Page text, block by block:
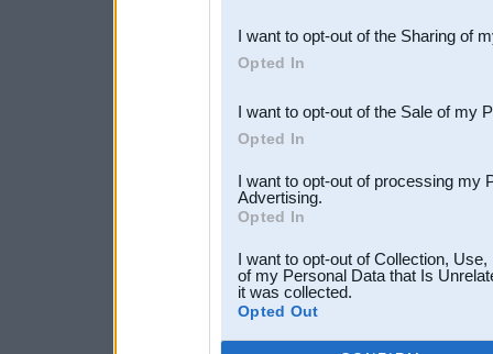
Downstream Participants
third parties.
I want to opt-out of the Sharing of
Opted In
I want to opt-out of the Sale of my
Opted In
I want to opt-out of processing my
Advertising.
Opted In
I want to opt-out of Collection,
of my Personal Data that Is
it was collected.
Opted Out